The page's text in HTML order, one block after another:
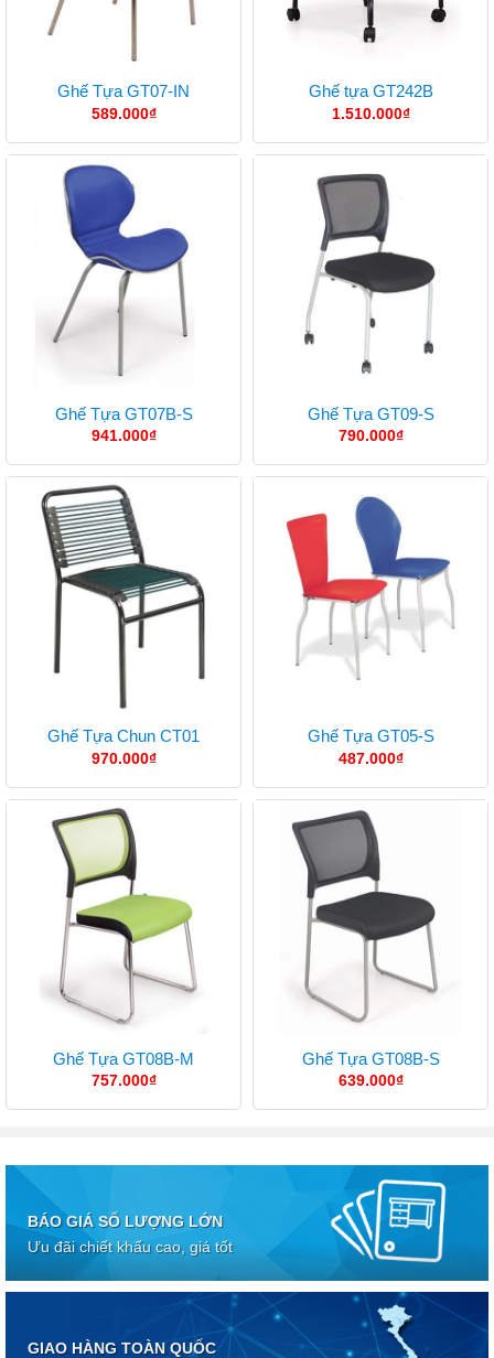
Ghế Tựa GT07-IN
589.000₫
Ghế tựa GT242B
1.510.000₫
Ghế Tựa GT07B-S
941.000₫
Ghế Tựa GT09-S
790.000₫
Ghế Tựa Chun CT01
970.000₫
Ghế Tựa GT05-S
487.000₫
Ghế Tựa GT08B-M
757.000₫
Ghế Tựa GT08B-S
639.000₫
BÁO GIÁ SỐ LƯỢNG LỚN
Ưu đãi chiết khấu cao, giá tốt
GIAO HÀNG TOÀN QUỐC